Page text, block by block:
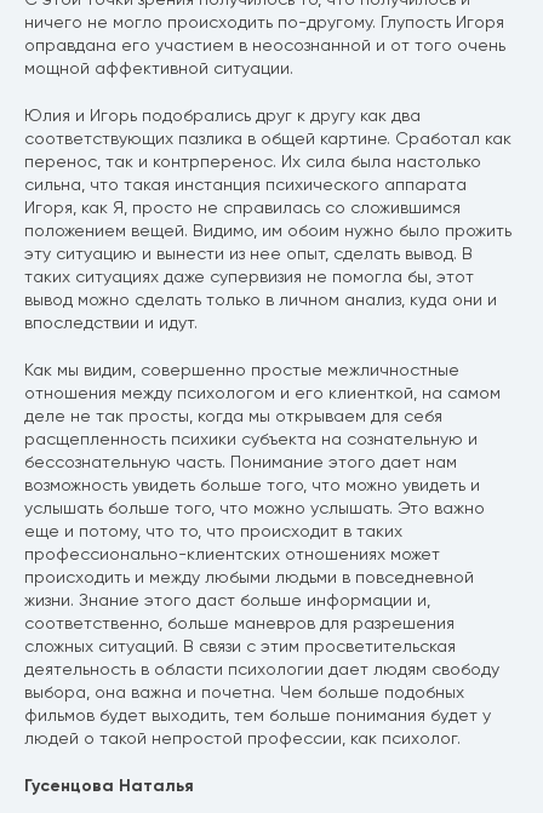
ничего не могло происходить по-другому. Глупость Игоря
оправдана его участием в неосознанной и от того очень
мощной аффективной ситуации.
Юлия и Игорь подобрались друг к другу как два
соответствующих пазлика в общей картине. Сработал как
перенос, так и контрперенос. Их сила была настолько
сильна, что такая инстанция психического аппарата
Игоря, как Я, просто не справилась со сложившимся
положением вещей. Видимо, им обоим нужно было прожить
эту ситуацию и вынести из нее опыт, сделать вывод. В
таких ситуациях даже супервизия не помогла бы, этот
вывод можно сделать только в личном анализ, куда они и
впоследствии и идут.
Как мы видим, совершенно простые межличностные
отношения между психологом и его клиенткой, на самом
деле не так просты, когда мы открываем для себя
расщепленность психики субъекта на сознательную и
бессознательную часть. Понимание этого дает нам
возможность увидеть больше того, что можно увидеть и
услышать больше того, что можно услышать. Это важно
еще и потому, что то, что происходит в таких
профессионально-клиентских отношениях может
происходить и между любыми людьми в повседневной
жизни. Знание этого даст больше информации и,
соответственно, больше маневров для разрешения
сложных ситуаций. В связи с этим просветительская
деятельность в области психологии дает людям свободу
выбора, она важна и почетна. Чем больше подобных
фильмов будет выходить, тем больше понимания будет у
людей о такой непростой профессии, как психолог.
Гусенцова Наталья